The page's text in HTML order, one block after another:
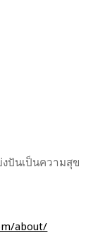
ปันเป็นความสุข
about/